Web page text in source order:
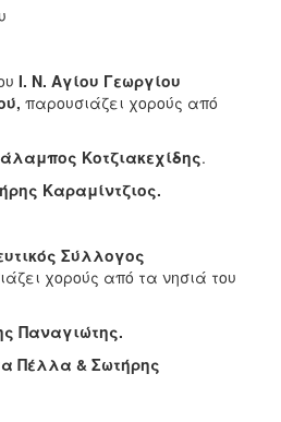
Ι. Ν. Αγίου Γεωργίου
παρουσιάζει χορούς από
Κοτζιακεχίδης.
Καραμίντζιος.
Σύλλογος
χορούς από τα νησιά του
Παναγιώτης.
Πέλλα & Σωτήρης